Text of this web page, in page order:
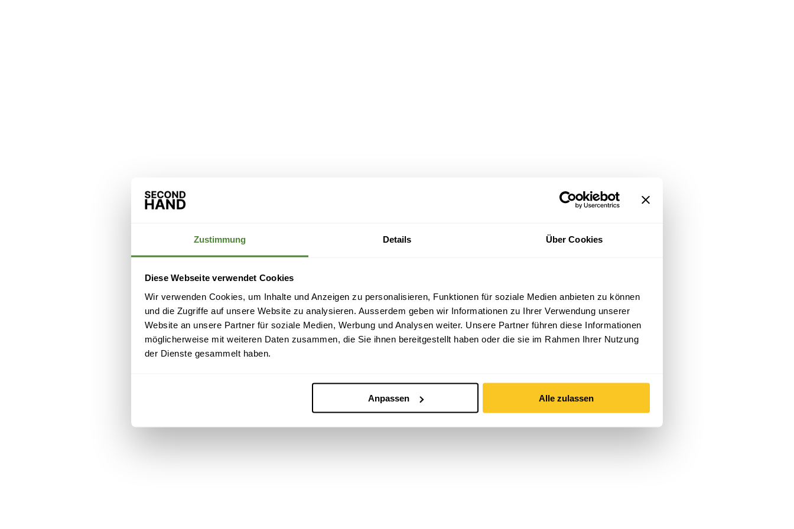
Zustimmung Details Über Cookies
Diese Webseite verwendet Cookies
Wir verwenden Cookies, um Inhalte und Anzeigen zu personalisieren, Funktionen für soziale Medien anbieten zu können
und die Zugriffe auf unsere Website zu analysieren. Ausserdem geben wir Informationen zu Ihrer Verwendung unserer
Website an unsere Partner für soziale Medien, Werbung und Analysen weiter. Unsere Partner führen diese Informationen
möglicherweise mit weiteren Daten zusammen, die Sie ihnen bereitgestellt haben oder die sie im Rahmen Ihrer Nutzung
der Dienste gesammelt haben.
Anpassen Alle zulassen